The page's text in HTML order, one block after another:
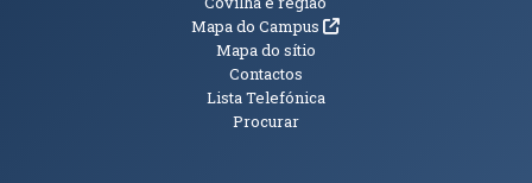
Mapa do Campus(abre em nova janela)
Mapa do sítio
Contactos
Lista Telefónica
Procurar